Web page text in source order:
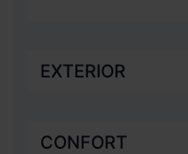
EXTERIOR
CONFORT